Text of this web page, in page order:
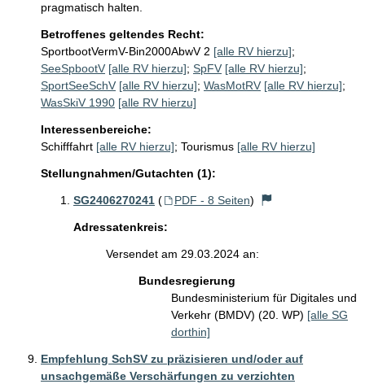
pragmatisch halten.
Betroffenes geltendes Recht:
SportbootVermV-Bin2000AbwV 2 [alle RV hierzu];
SeeSpbootV [alle RV hierzu]; SpFV [alle RV hierzu];
SportSeeSchV [alle RV hierzu]; WasMotRV [alle RV hierzu];
WasSkiV 1990 [alle RV hierzu]
Interessenbereiche:
Schifffahrt [alle RV hierzu]; Tourismus [alle RV hierzu]
Stellungnahmen/Gutachten (1):
SG2406270241 ( PDF - 8 Seiten)
Adressatenkreis:
Versendet am 29.03.2024 an:
Bundesregierung
Bundesministerium für Digitales und
Verkehr (BMDV) (20. WP) [alle SG
dorthin]
Empfehlung SchSV zu präzisieren und/oder auf
unsachgemäße Verschärfungen zu verzichten